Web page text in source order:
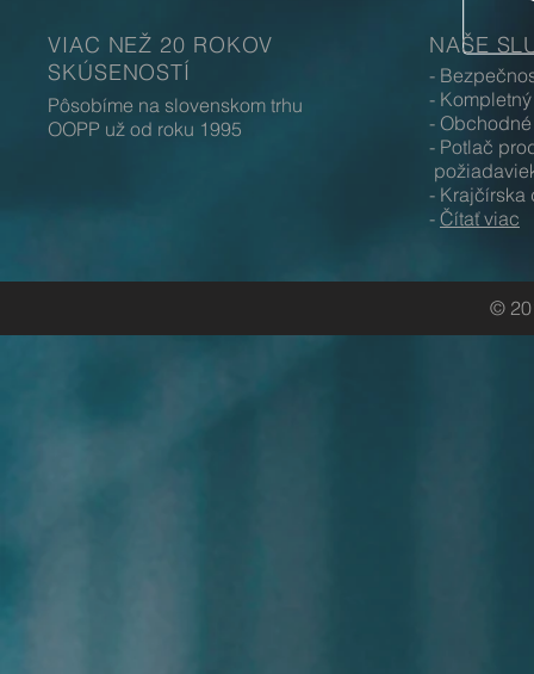
VIAC NEŽ 20 ROKOV
SKÚSENOSTÍ
Pôsobíme na slovenskom trhu
OOPP už od roku 1995
NAŠE
-
-
-
- Potlač
- Krajčírska
- Čítať viac
©